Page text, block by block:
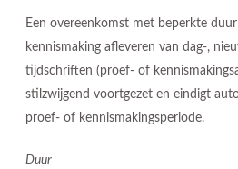
Een overeenkomst met beperkte
kennismaking afleveren van dag-,
tijdschriften (proef- of
stilzwijgend voortgezet en eindigt
proef- of kennismakingsperiode.
Duur